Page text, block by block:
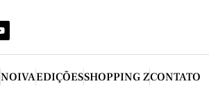
NOIVAEDIÇÕESSHOPPING ZCONTATO